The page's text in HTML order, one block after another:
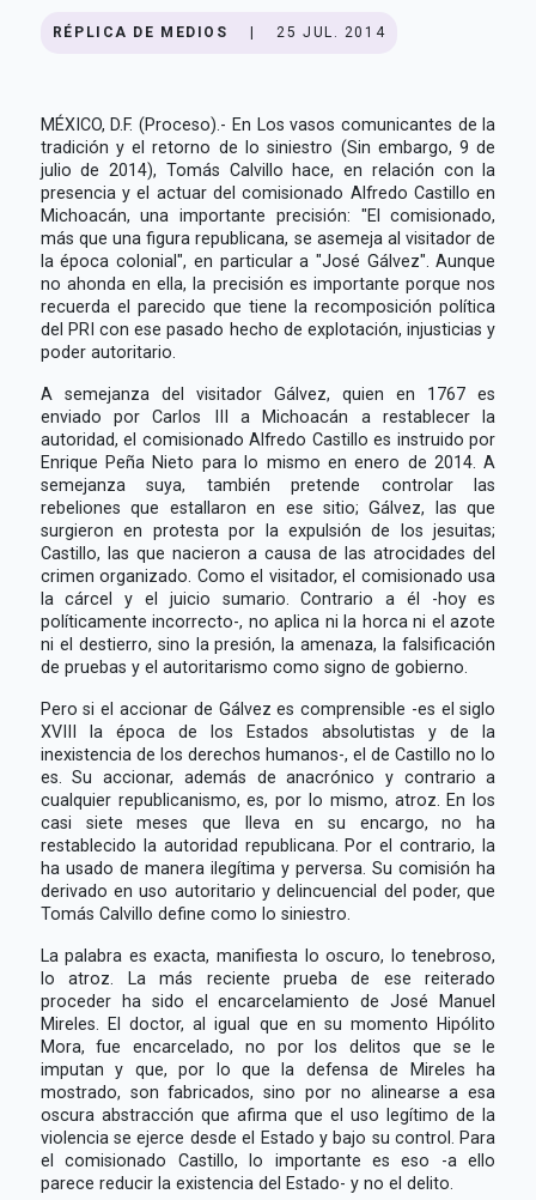
RÉPLICA DE MEDIOS 25 JUL. 2014
MÉXICO, D.F. (Proceso).- En Los vasos comunicantes de la
tradición y el retorno de lo siniestro (Sin embargo, 9 de
julio de 2014), Tomás Calvillo hace, en relación con la
presencia y el actuar del comisionado Alfredo Castillo en
Michoacán, una importante precisión: "El comisionado,
más que una figura republicana, se asemeja al visitador de
la época colonial", en particular a "José Gálvez". Aunque
no ahonda en ella, la precisión es importante porque nos
recuerda el parecido que tiene la recomposición política
del PRI con ese pasado hecho de explotación, injusticias y
poder autoritario.
A semejanza del visitador Gálvez, quien en 1767 es
enviado por Carlos III a Michoacán a restablecer la
autoridad, el comisionado Alfredo Castillo es instruido por
Enrique Peña Nieto para lo mismo en enero de 2014. A
semejanza suya, también pretende controlar las
rebeliones que estallaron en ese sitio; Gálvez, las que
surgieron en protesta por la expulsión de los jesuitas;
Castillo, las que nacieron a causa de las atrocidades del
crimen organizado. Como el visitador, el comisionado usa
la cárcel y el juicio sumario. Contrario a él -hoy es
políticamente incorrecto-, no aplica ni la horca ni el azote
ni el destierro, sino la presión, la amenaza, la falsificación
de pruebas y el autoritarismo como signo de gobierno.
Pero si el accionar de Gálvez es comprensible -es el siglo
XVIII la época de los Estados absolutistas y de la
inexistencia de los derechos humanos-, el de Castillo no lo
es. Su accionar, además de anacrónico y contrario a
cualquier republicanismo, es, por lo mismo, atroz. En los
casi siete meses que lleva en su encargo, no ha
restablecido la autoridad republicana. Por el contrario, la
ha usado de manera ilegítima y perversa. Su comisión ha
derivado en uso autoritario y delincuencial del poder, que
Tomás Calvillo define como lo siniestro.
La palabra es exacta, manifiesta lo oscuro, lo tenebroso,
lo atroz. La más reciente prueba de ese reiterado
proceder ha sido el encarcelamiento de José Manuel
Mireles. El doctor, al igual que en su momento Hipólito
Mora, fue encarcelado, no por los delitos que se le
imputan y que, por lo que la defensa de Mireles ha
mostrado, son fabricados, sino por no alinearse a esa
oscura abstracción que afirma que el uso legítimo de la
violencia se ejerce desde el Estado y bajo su control. Para
el comisionado Castillo, lo importante es eso -a ello
parece reducir la existencia del Estado- y no el delito.